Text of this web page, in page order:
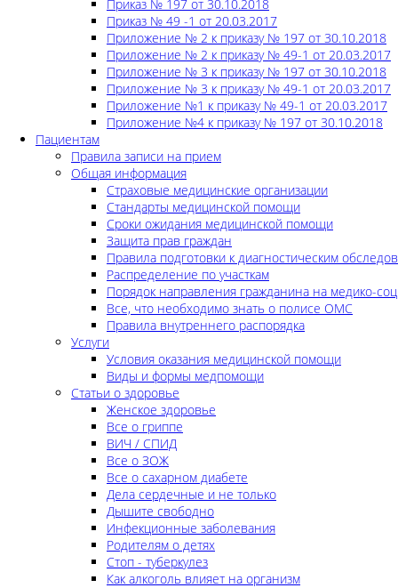
Приказ № 197 от 30.10.2018
Приказ № 49 -1 от 20.03.2017
Приложение № 2 к приказу № 197 от 30.10.2018
Приложение № 2 к приказу № 49-1 от 20.03.2017
Приложение № 3 к приказу № 197 от 30.10.2018
Приложение № 3 к приказу № 49-1 от 20.03.2017
Приложение №1 к приказу № 49-1 от 20.03.2017
Приложение №4 к приказу № 197 от 30.10.2018
Пациентам
Правила записи на прием
Общая информация
Страховые медицинские организации
Стандарты медицинской помощи
Сроки ожидания медицинской помощи
Защита прав граждан
Правила подготовки к диагностическим
Распределение по участкам
Порядок направления гражданина на медико-
Все, что необходимо знать о полисе ОМС
Правила внутреннего распорядка
Услуги
Условия оказания медицинской помощи
Виды и формы медпомощи
Статьи о здоровье
Женское здоровье
Все о гриппе
ВИЧ / СПИД
Все о ЗОЖ
Все о сахарном диабете
Дела сердечные и не только
Дышите свободно
Инфекционные заболевания
Родителям о детях
Стоп - туберкулез
Как алкоголь влияет на организм